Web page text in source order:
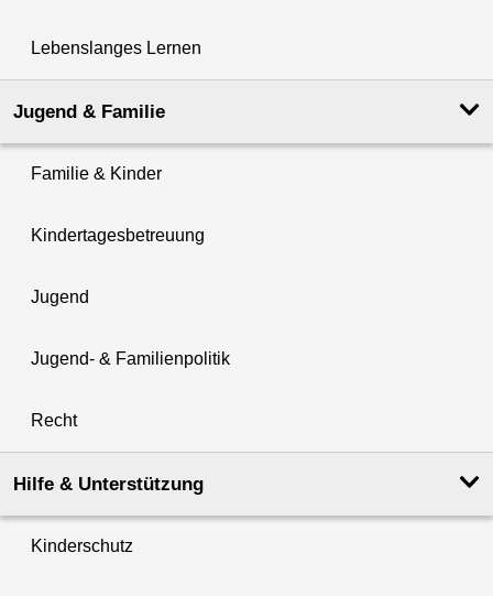
Lebenslanges Lernen
Jugend & Familie
Familie & Kinder
Kindertagesbetreuung
Jugend
Jugend- & Familienpolitik
Recht
Hilfe & Unterstützung
Kinderschutz